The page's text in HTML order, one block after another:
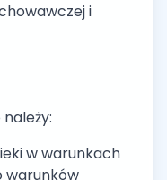
i
w warunkach
warunków